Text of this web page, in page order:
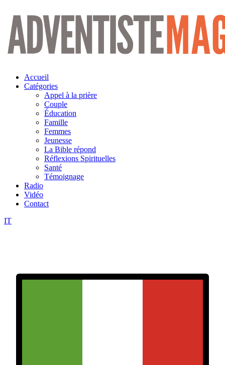
Aller
contenu
Accueil
Catégories
Appel à la prière
Couple
Éducation
Famille
Femmes
Jeunesse
La Bible répond
Réflexions Spirituelles
Santé
Témoignage
Radio
Vidéo
Contact
IT